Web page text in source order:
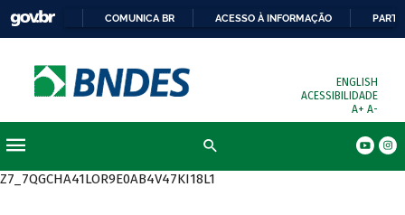
COMUNICA BR ACESSO À INFORMAÇÃO
ENGLISH
ACESSIBILIDADE
A+ A-
Z7_7QGCHA41LOR9E0AB4V47KI18L1